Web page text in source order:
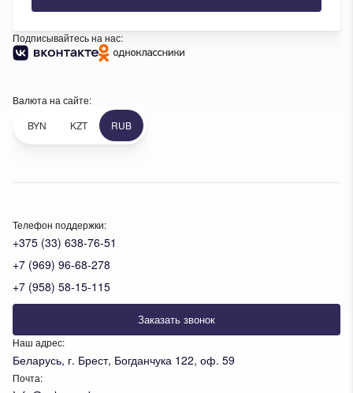
Телефон поддержки:
+375 (33) 638-76-51
+7 (969) 96-68-278
+7 (958) 58-15-115
Заказать звонок
Наш адрес:
Беларусь, г. Брест, Богданчука 122, оф. 59
Почта:
Подписывайтесь на нас:
Валюта на сайте:
BYN
KZT RUB